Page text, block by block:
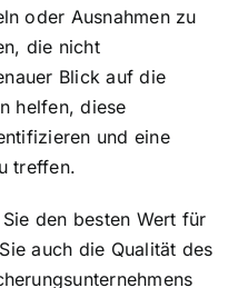
oder Ausnahmen zu
die nicht
Blick auf die
helfen, diese
und eine
treffen.
den besten Wert für
auch die Qualität des